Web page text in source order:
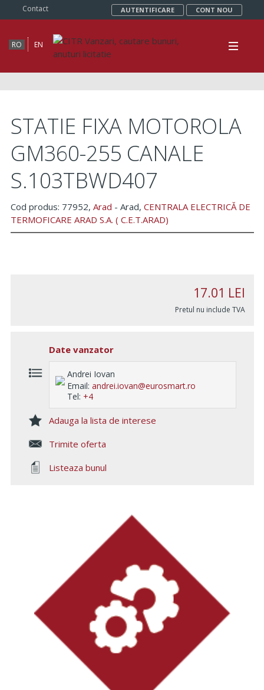
Contact AUTENTIFICARE CONT NOU
RO EN
STATIE FIXA MOTOROLA
GM360-255 CANALE
S.103TBWD407
Cod produs: 77952, Arad - Arad, CENTRALA ELECTRICĂ DE
TERMOFICARE ARAD S.A. ( C.E.T.ARAD)
17.01 LEI
Pretul nu include TVA
Date vanzator
Andrei Iovan
Email: andrei.iovan@eurosmart.ro
Tel: +4
Adauga la lista de interese
Trimite oferta
Listeaza bunul